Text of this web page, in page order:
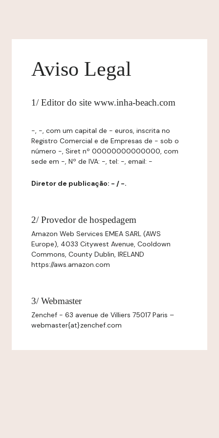
Aviso Legal
1/ Editor do site www.inha-beach.com
-, -, com um capital de - euros, inscrita no
Registro Comercial e de Empresas de - sob o
número -, Siret nº 00000000000000, com
sede em -, Nº de IVA: -, tel: -, email: -
Diretor de publicação: - / -.
2/ Provedor de hospedagem
Amazon Web Services EMEA SARL (AWS
Europe), 4033 Citywest Avenue, Cooldown
Commons, County Dublin, IRELAND
https://aws.amazon.com
3/ Webmaster
Zenchef - 63 avenue de Villiers 75017 Paris –
webmaster{at}zenchef.com